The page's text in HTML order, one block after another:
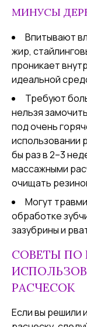
МИНУСЫ
Впитывают
жир,
проникает
идеальной
Требуют
нельзя
под очень
использовании
бы раз в 2–3
массажными
очищать
Могут
обработке
зазубрины и
СОВЕТЫ ПО
РАСЧЕСОК
Если вы решили